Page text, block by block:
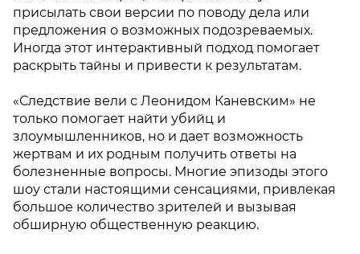
присылать свои версии по поводу дела или
предложения о возможных подозреваемых.
Иногда этот интерактивный подход помогает
раскрыть тайны и привести к результатам.
«Следствие вели с Леонидом Каневским» не
только помогает найти убийц и
злоумышленников, но и дает возможность
жертвам и их родным получить ответы на
болезненные вопросы. Многие эпизоды этого
шоу стали настоящими сенсациями, привлекая
большое количество зрителей и вызывая
обширную общественную реакцию.